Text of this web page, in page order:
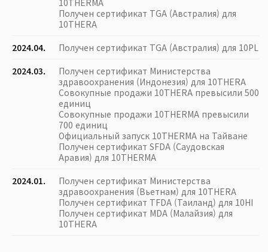
10THERMA
Получен сертификат TGA (Австралия) для
10THERA
2024.04.
Получен сертификат TGA (Австралия) для 10PL
2024.03.
Получен сертификат Министерства
здравоохранения (Индонезия) для 10THERA
Совокупные продажи 10THERA превысили 500
единиц
Совокупные продажи 10THERMA превысили
700 единиц
Официальный запуск 10THERMA на Тайване
Получен сертификат SFDA (Саудовская
Аравия) для 10THERMA
2024.01.
Получен сертификат Министерства
здравоохранения (Вьетнам) для 10THERA
Получен сертификат TFDA (Таиланд) для 10HI
Получен сертификат MDA (Малайзия) для
10THERA